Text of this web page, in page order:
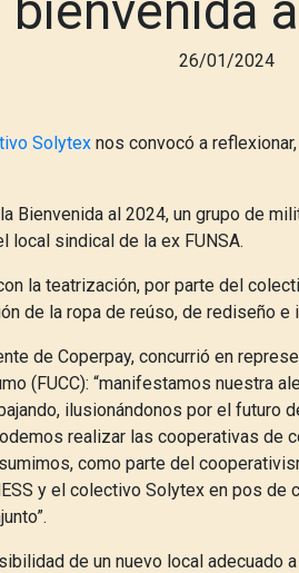
26/01/2024
Solytex nos convocó a
Bienvenida al 2024, un grupo de
local sindical de la ex FUNSA.
la teatrización, por parte del
de la ropa de reúso, de rediseño e
de Coperpay, concurrió en
(FUCC): “manifestamos nuestra
ilusionándonos por el futuro
realizar las cooperativas de
como parte del
y el colectivo Solytex en pos
de un nuevo local adecuado